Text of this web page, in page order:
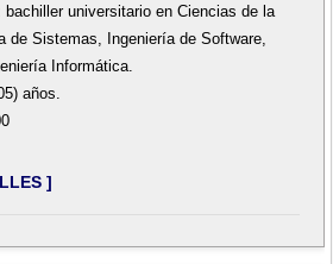
universitario en Ciencias de la
de Sistemas, Ingeniería de Software,
Informática.
años.
]